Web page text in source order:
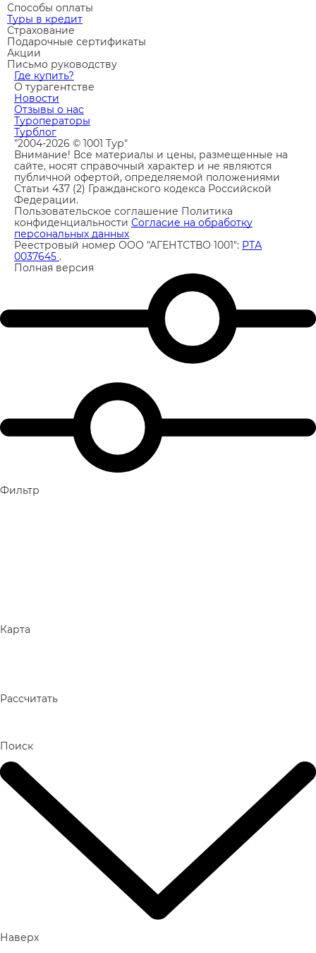
Способы оплаты
Туры в кредит
Страхование
Подарочные сертификаты
Акции
Письмо руководству
Где купить?
О турагентстве
Новости
Отзывы о нас
Туроператоры
Турблог
"2004-2026 © 1001 Тур"
Внимание! Все материалы и цены, размещенные на
сайте, носят справочный характер и не являются
публичной офертой, определяемой положениями
Статьи 437 (2) Гражданского кодекса Российской
Федерации.
Пользовательское соглашение Политика
конфиденциальности Согласие на обработку
персональных данных
Реестровый номер ООО "АГЕНТСТВО 1001": РТА
0037645 .
Полная версия
Фильтр
Карта
Рассчитать
Поиск
Наверх